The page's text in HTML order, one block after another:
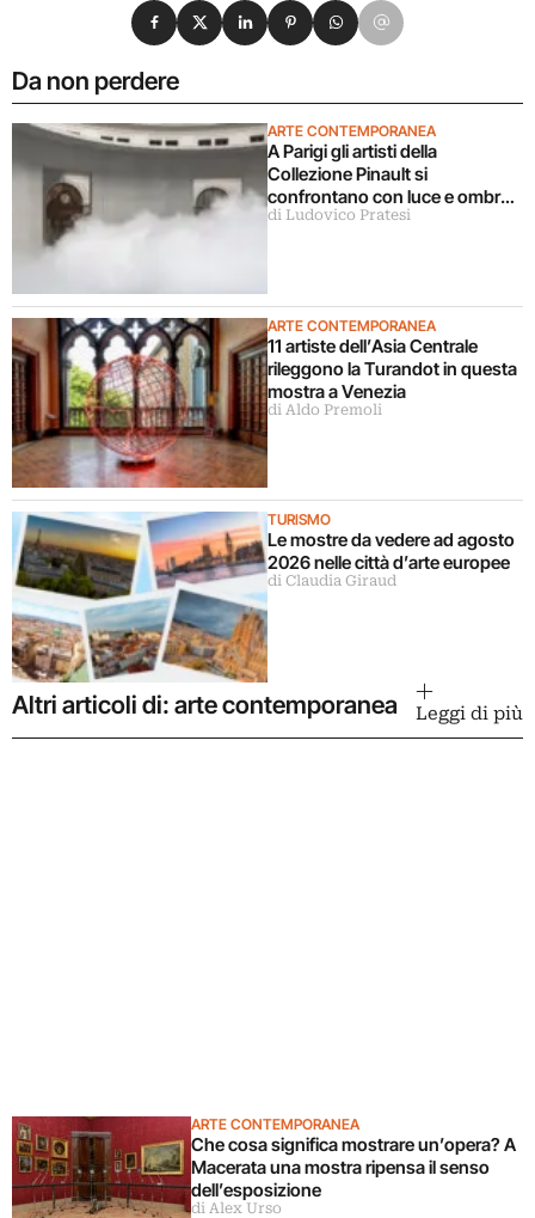
Da non perdere
ARTE CONTEMPORANEA
A Parigi gli artisti della
Collezione Pinault si
confrontano con luce e ombra
in una grande mostra
di Ludovico Pratesi
ARTE CONTEMPORANEA
11 artiste dell’Asia Centrale
rileggono la Turandot in questa
mostra a Venezia
di Aldo Premoli
TURISMO
Le mostre da vedere ad agosto
2026 nelle città d’arte europee
di Claudia Giraud
Condividi su Facebook
Condividi su X
Condividi su LinkedIn
Condividi su Pinterest
Condividi su WhatsApp
Condividi su Email
Altri articoli di: arte contemporanea Leggi di più
ARTE CONTEMPORANEA
Che cosa significa mostrare un’opera? A
Macerata una mostra ripensa il senso
dell’esposizione
di Alex Urso